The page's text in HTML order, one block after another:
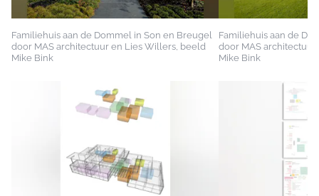
Familiehuis aan de Dommel in Son en Breugel
door MAS architectuur en Lies Willers, beeld
Mike Bink
Familiehuis aan de
door MAS
Mike Bink